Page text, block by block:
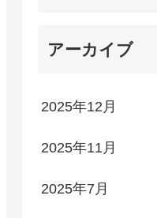
アーカイブ
2025年12月
2025年11月
2025年7月